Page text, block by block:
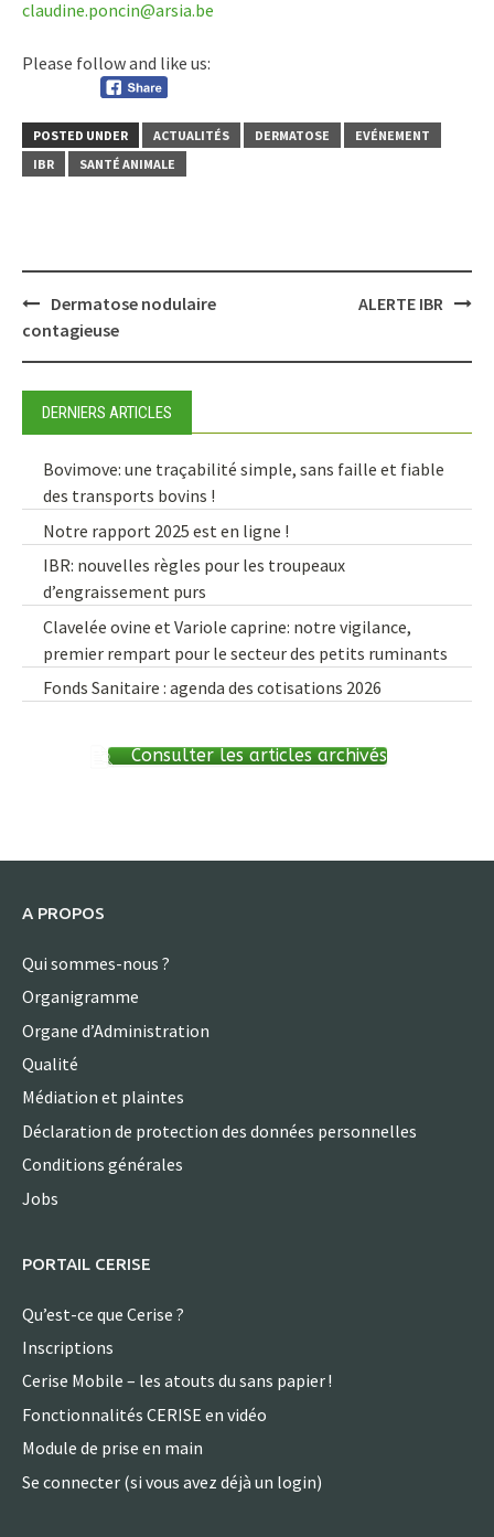
claudine.poncin@arsia.be
Please follow and like us:
POSTED UNDER ACTUALITÉS DERMATOSE
EVÉNEMENT
IBR
SANTÉ ANIMALE
Post
navigation
Dermatose nodulaire
contagieuse
ALERTE IBR
DERNIERS ARTICLES
Bovimove: une traçabilité simple, sans faille et fiable
des transports bovins !
Notre rapport 2025 est en ligne !
IBR: nouvelles règles pour les troupeaux
d’engraissement purs
Clavelée ovine et Variole caprine: notre vigilance,
premier rempart pour le secteur des petits ruminants
Fonds Sanitaire : agenda des cotisations 2026
Consulter les articles archivés
A PROPOS
Qui sommes-nous ?
Organigramme
Organe d’Administration
Qualité
Médiation et plaintes
Déclaration de protection des données personnelles
Conditions générales
Jobs
PORTAIL CERISE
Qu’est-ce que Cerise ?
Inscriptions
Cerise Mobile – les atouts du sans papier !
Fonctionnalités CERISE en vidéo
Module de prise en main
Se connecter (si vous avez déjà un login)